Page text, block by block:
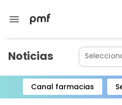
menu
Noticias
Canal farmacias
Item